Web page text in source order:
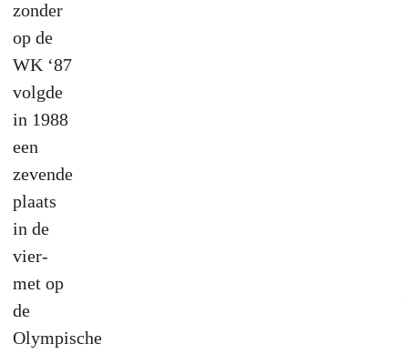
zonder
op de
WK ‘87
volgde
in 1988
een
zevende
plaats
in de
vier-
met op
de
Olympische